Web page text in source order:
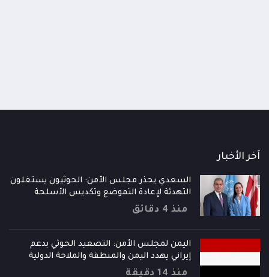
آخر الأخبار
السعدي يحذر مجلس الأمن: الحوثيون يستغلون
التهدئة لإعادة التموضع وتكديس الأسلحة
منذ 4 دقائق
اليمن لمجلس الأمن: التصعيد الحوثي بدعم
إيراني يهدد اليمن والمنطقة والملاحة الدولية
منذ 14 دقيقة